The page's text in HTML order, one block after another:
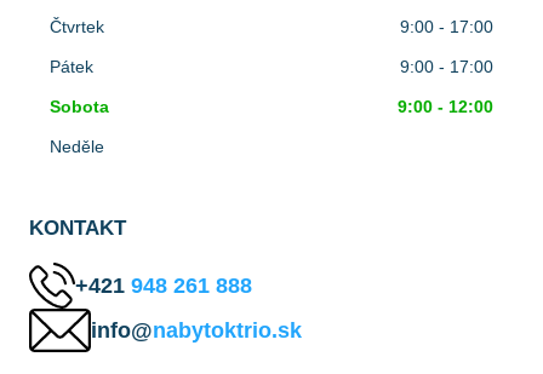
Čtvrtek 9:00 - 17:00
Pátek 9:00 - 17:00
Sobota 9:00 - 12:00
Neděle
KONTAKT
+421 948 261 888
info@nabytoktrio.sk